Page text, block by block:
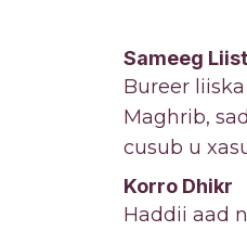
Sameeg
Bureer
Maghrib,
cusub u
Korro Dhikr
Haddii aad